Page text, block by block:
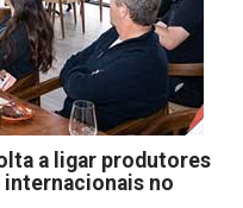
a ligar produtores
no